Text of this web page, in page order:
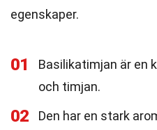
egenskaper.
01
Basilikatimjan är en
och timjan.
02
Den har en stark